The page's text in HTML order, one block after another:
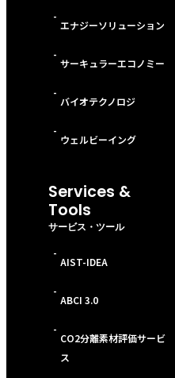
-
エナジーソリューション
-
サーキュラーエコノミー
-
バイオテクノロジ
-
ウェルビーイング
Services &
Tools
サービス・ツール
-
AIST-IDEA
-
ABCI 3.0
-
CO2分離素材評価サービ
ス